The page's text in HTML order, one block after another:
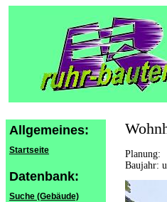
Allgemeines:
Startseite
Datenbank:
Suche (Gebäude)
Planung:
Baujahr: